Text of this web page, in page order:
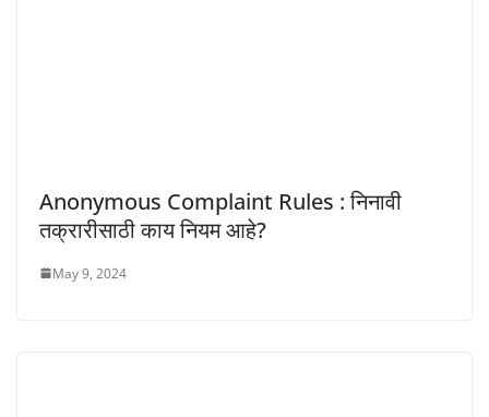
Anonymous Complaint Rules : निनावी
तक्रारीसाठी काय नियम आहे?
May 9, 2024